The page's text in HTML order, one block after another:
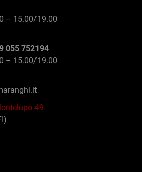
– 15.00/19.00
055 752194
– 15.00/19.00
49